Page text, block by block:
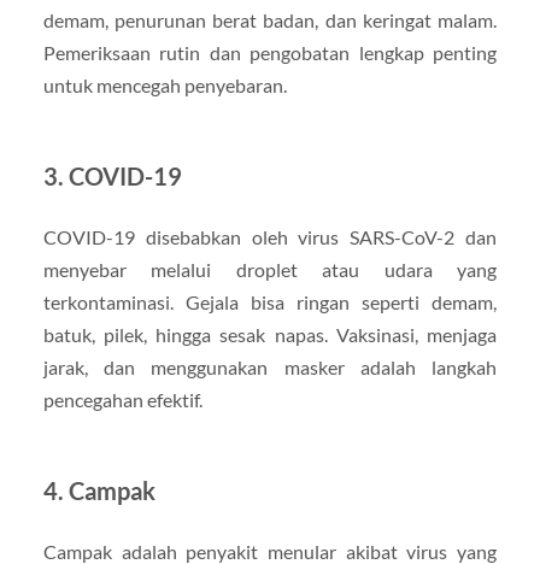
demam, penurunan berat badan, dan keringat malam.
Pemeriksaan rutin dan pengobatan lengkap penting
untuk mencegah penyebaran.
3. COVID-19
COVID-19 disebabkan oleh virus SARS-CoV-2 dan
menyebar melalui droplet atau udara yang
terkontaminasi. Gejala bisa ringan seperti demam,
batuk, pilek, hingga sesak napas. Vaksinasi, menjaga
jarak, dan menggunakan masker adalah langkah
pencegahan efektif.
4. Campak
Campak adalah penyakit menular akibat virus yang